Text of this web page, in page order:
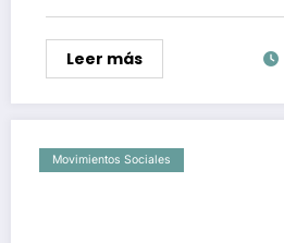
Leer más
Movimientos Sociales